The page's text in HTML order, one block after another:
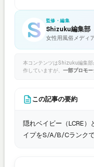
監修・編集
Shizuku編集部
女性用風俗メディ
本コンテンツはShizuku編集部
作していますが、 一部プロモ
この記事の要約
隠れベイビー（LCRE
イプをS/A/B/Cランクで